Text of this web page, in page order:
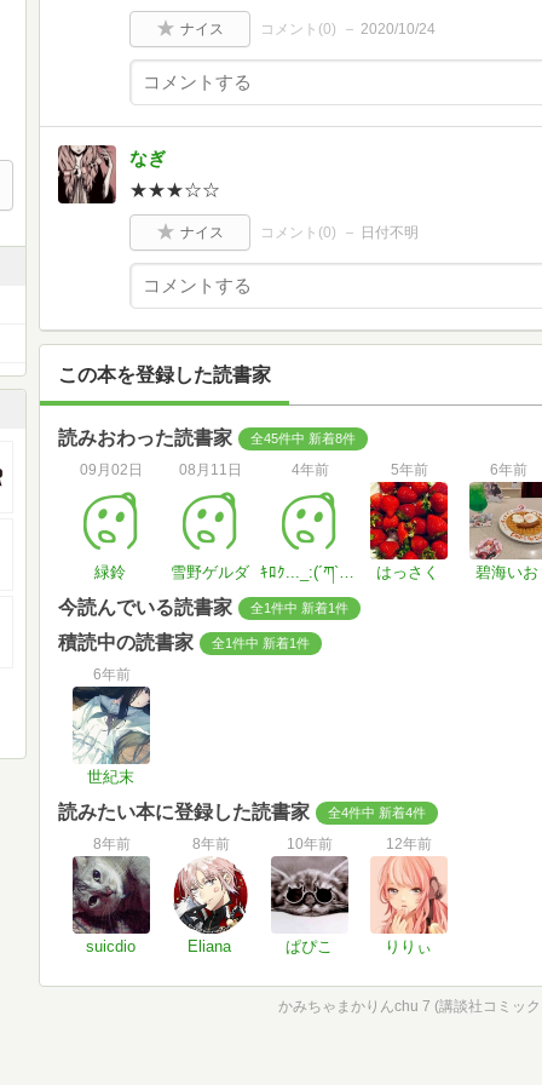
ナイス コメント(0) 2020/10/24
なぎ
★★★☆☆
ナイス コメント(0) 日付不明
この本を登録した読書家
読みおわった読書家 全45件中 新着8件
09月02日
緑鈴
08月11日
雪野ゲルダ
4年前
ｷﾛｸ..._:(´ཀ`」 ∠):
5年前
はっさく
6年前
碧海いお
今読んでいる読書家 全1件中 新着1件
積読中の読書家 全1件中 新着1件
6年前
世紀末
読みたい本に登録した読書家 全4件中 新着4件
8年前
suicdio
8年前
Eliana
10年前
ぱぴこ
12年前
りりぃ
かみちゃまかりんchu 7 (講談社コミッ